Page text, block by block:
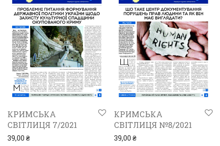
КРИМСЬКА
СВІТЛИЦЯ 7/2021
39,00 ₴
КРИМСЬКА
СВІТЛИЦЯ №8/2021
39,00 ₴